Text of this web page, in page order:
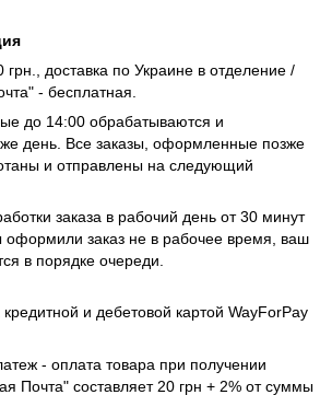
грн., доставка по Украине в отделение /
- бесплатная.
до 14:00 обрабатываются и
день. Все заказы, оформленные позже
и отправлены на следующий
заказа в рабочий день от 30 минут
оформили заказ не в рабочее время, ваш
в порядке очереди.
и дебетовой картой WayForPay
- оплата товара при получении
Почта" составляет 20 грн + 2% от суммы